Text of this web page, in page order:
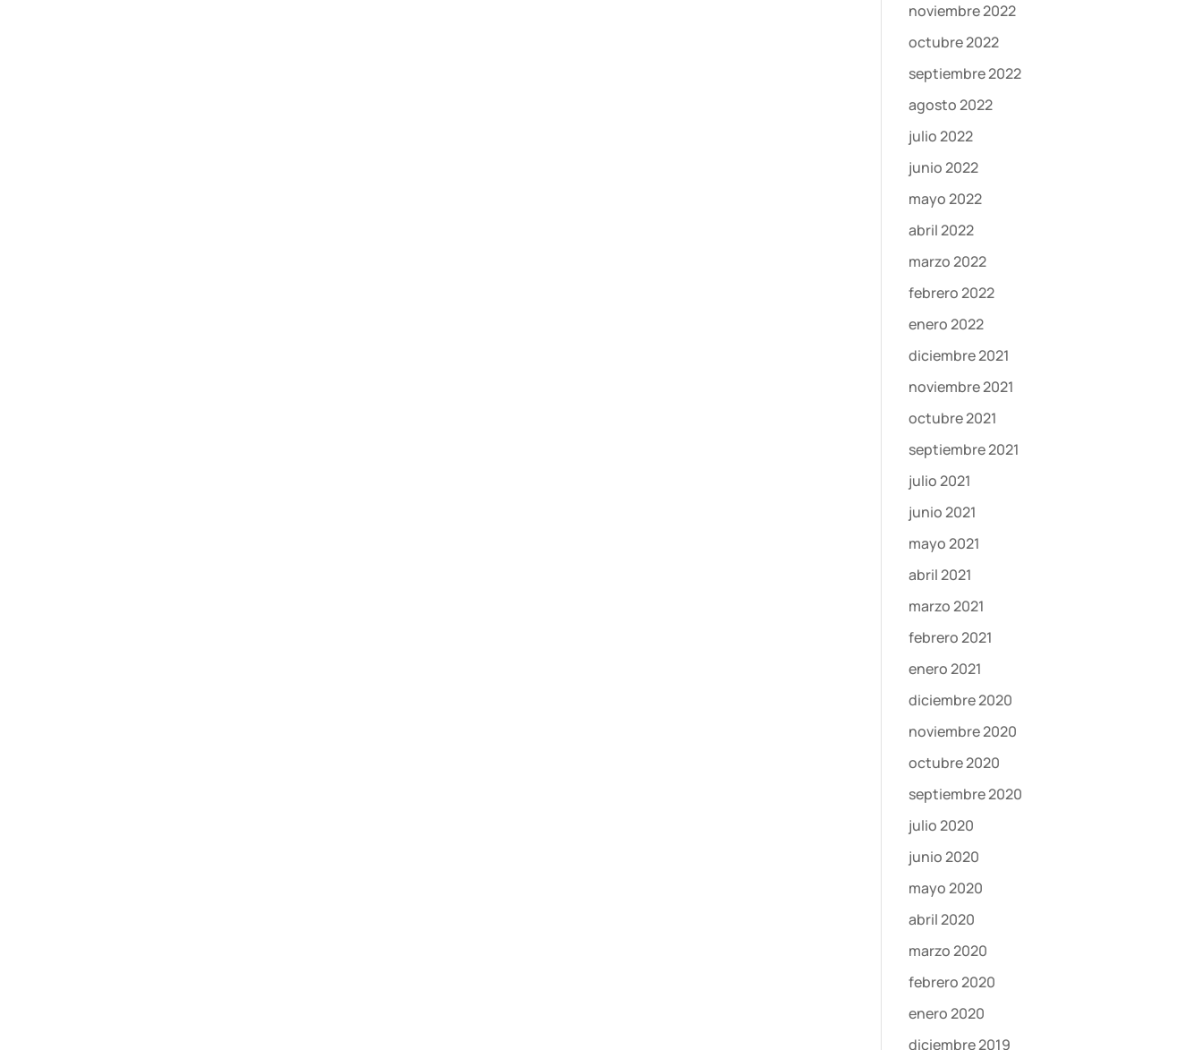
noviembre 2022
octubre 2022
septiembre 2022
agosto 2022
julio 2022
junio 2022
mayo 2022
abril 2022
marzo 2022
febrero 2022
enero 2022
diciembre 2021
noviembre 2021
octubre 2021
septiembre 2021
julio 2021
junio 2021
mayo 2021
abril 2021
marzo 2021
febrero 2021
enero 2021
diciembre 2020
noviembre 2020
octubre 2020
septiembre 2020
julio 2020
junio 2020
mayo 2020
abril 2020
marzo 2020
febrero 2020
enero 2020
diciembre 2019